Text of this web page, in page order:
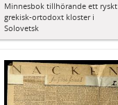
Minnesbok tillhörande ett ryskt
grekisk-ortodoxt kloster i
Solovetsk